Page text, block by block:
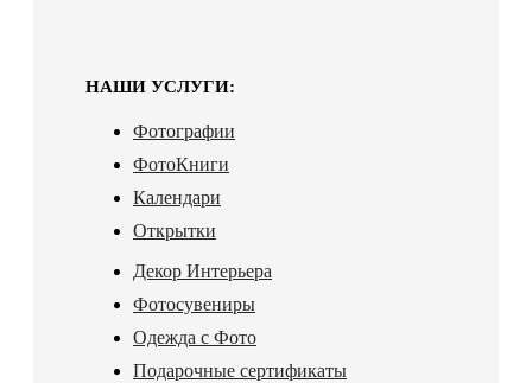
НАШИ УСЛУГИ:
Фотографии
ФотоКниги
Календари
Открытки
Декор Интерьера
Фотосувениры
Одежда с Фото
Подарочные сертификаты